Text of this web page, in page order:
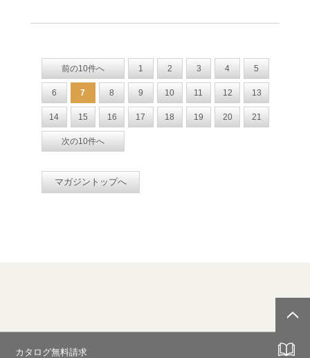
前の10件へ 1 2 3 4 5
6 7 8 9 10 11 12 13
14 15 16 17 18 19 20 21
次の10件へ
マガジントップへ
カタログ無料請求